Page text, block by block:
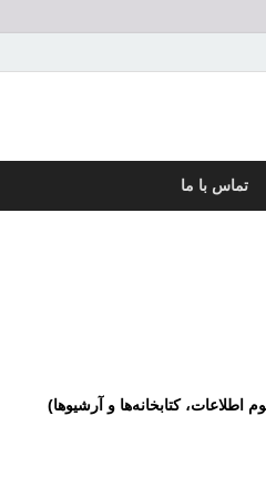
علوم
تماس با ما
اطلاعات، کتابخانه‌ها و آرشیوها)